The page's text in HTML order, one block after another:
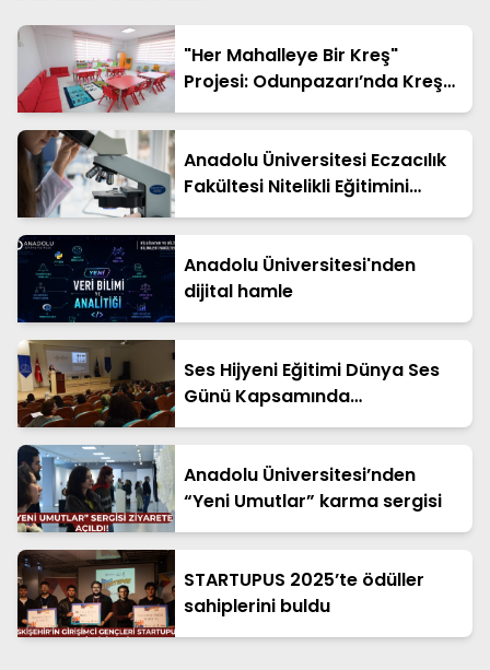
"Her Mahalleye Bir Kreş"
Projesi: Odunpazarı’nda Kreş
Kayıtları Başladı
Anadolu Üniversitesi Eczacılık
Fakültesi Nitelikli Eğitimini
Sürdürüyor
Anadolu Üniversitesi'nden
dijital hamle
Ses Hijyeni Eğitimi Dünya Ses
Günü Kapsamında
Gerçekleştirildi
Anadolu Üniversitesi’nden
“Yeni Umutlar” karma sergisi
STARTUPUS 2025’te ödüller
sahiplerini buldu